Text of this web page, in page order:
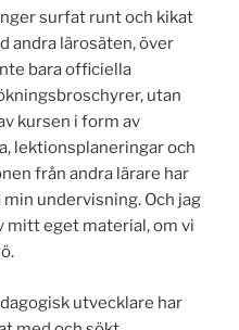
surfat runt och kikat
andra lärosäten, över
bara officiella
utan
kursen i form av
lektionsplaneringar och
från andra lärare har
undervisning. Och jag
mitt eget material, om vi
utvecklare har